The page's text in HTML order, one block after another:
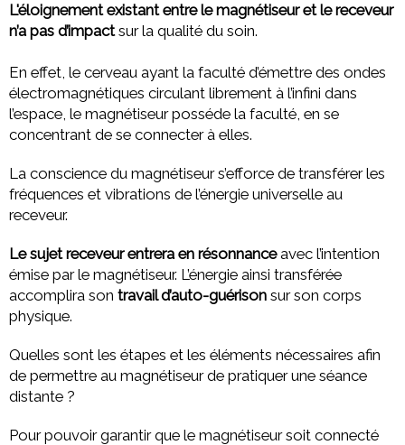
L'éloignement existant entre le magnétiseur et le receveur
n’a pas d’impactsur la qualité du soin.
En effet, le cerveau ayant la faculté d’émettre des ondes
électromagnétiques circulant librement à l’infini dans
l’espace, le magnétiseur posséde la faculté, en se
concentrant de se connecter à elles.
La conscience du magnétiseur s’efforce de transférer les
fréquences et vibrations de l’énergie universelle au
receveur.
Le sujet receveur entrera en résonnanceavec l’intention
émise par le magnétiseur. L’énergie ainsi transférée
accomplira son travail d’auto-guérison sur son corps
physique.
Quelles sont les étapes et les éléments nécessaires afin
de permettre au magnétiseur de pratiquer une séance
distante ?
Pour pouvoir garantir que le magnétiseur soit connecté